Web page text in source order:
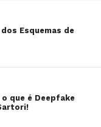
Esquemas de
o que é Deepfake